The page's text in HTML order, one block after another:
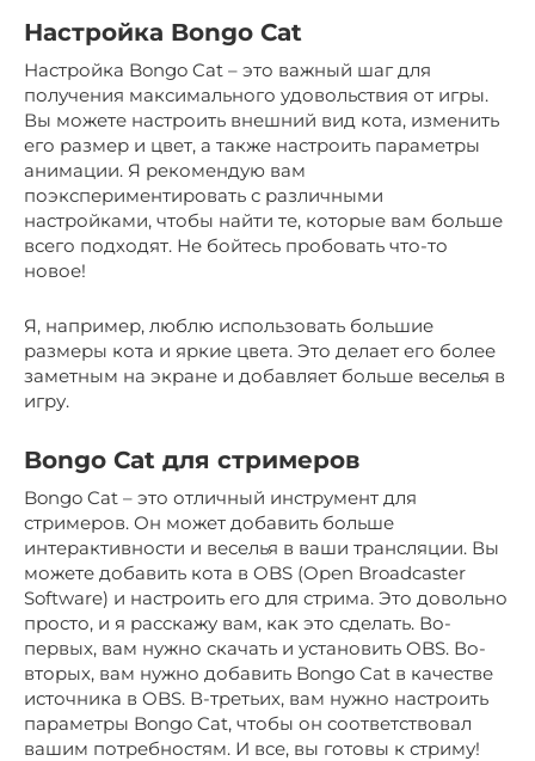
Настройка Bongo Cat
Настройка Bongo Cat – это важный шаг для
получения максимального удовольствия от игры.
Вы можете настроить внешний вид кота, изменить
его размер и цвет, а также настроить параметры
анимации. Я рекомендую вам
поэкспериментировать с различными
настройками, чтобы найти те, которые вам больше
всего подходят. Не бойтесь пробовать что-то
новое!
Я, например, люблю использовать большие
размеры кота и яркие цвета. Это делает его более
заметным на экране и добавляет больше веселья в
игру.
Bongo Cat для стримеров
Bongo Cat – это отличный инструмент для
стримеров. Он может добавить больше
интерактивности и веселья в ваши трансляции. Вы
можете добавить кота в OBS (Open Broadcaster
Software) и настроить его для стрима. Это довольно
просто, и я расскажу вам, как это сделать. Во-
первых, вам нужно скачать и установить OBS. Во-
вторых, вам нужно добавить Bongo Cat в качестве
источника в OBS. В-третьих, вам нужно настроить
параметры Bongo Cat, чтобы он соответствовал
вашим потребностям. И все, вы готовы к стриму!